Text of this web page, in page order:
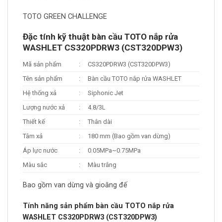
TOTO GREEN CHALLENGE
Đặc tính kỹ thuật bàn cầu TOTO nắp rửa
WASHLET CS320PDRW3 (CST320DPW3)
Mã sản phẩm :
CS320PDRW3 (CST320DPW3)
Tên sản phẩm
:
Bàn cầu TOTO nắp rửa WASHLET
Hệ thống xả
:
Siphonic Jet
Lượng nước xả
:
4.8/3L
Thiết kế
:
Thân dài
Tâm xả
:
180 mm (Bao gồm van dừng)
Áp lực nước
:
0.05MPa~0.75MPa
Màu sắc
: Màu trắng
Bao gồm van dừng và gioăng đế
Tính năng sản phẩm bàn cầu TOTO nắp rửa
WASHLET CS320PDRW3 (CST320DPW3)